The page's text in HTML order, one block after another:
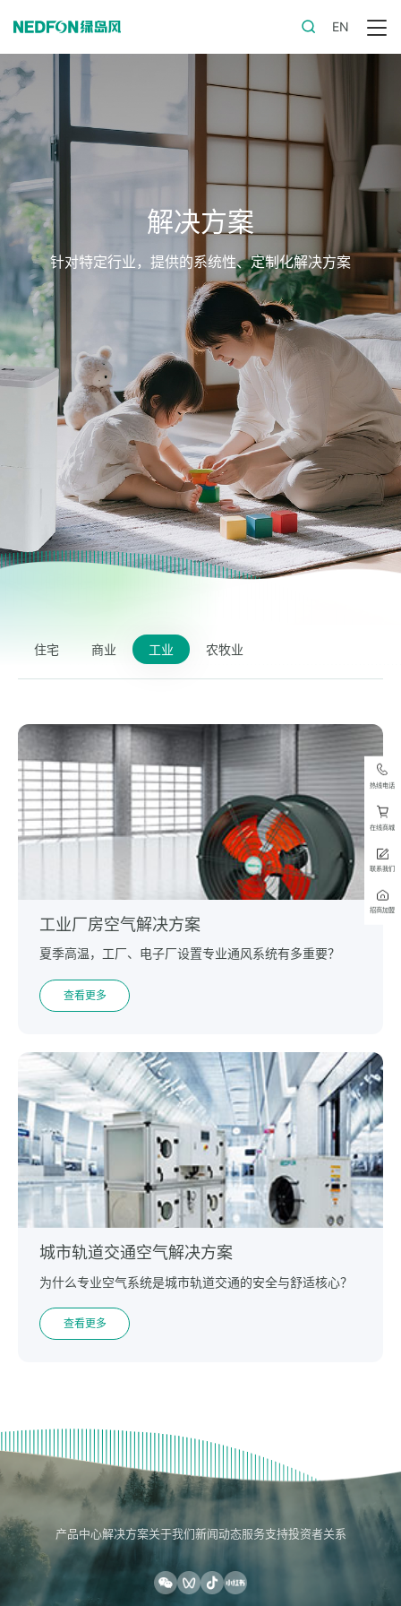
EN
解决方案
针对特定行业，提供的系统性、定制化解决方案
住宅 商业 工业 农牧业
工业厂房空气解决方案
夏季高温，工厂、电子厂设置专业通风系统有多重要？
查看更多
城市轨道交通空气解决方案
为什么专业空气系统是城市轨道交通的安全与舒适核心？
查看更多
热线电话
在线商城
联系我们
招商加盟
产品中心解决方案关于我们新闻动态服务支持投资者关系